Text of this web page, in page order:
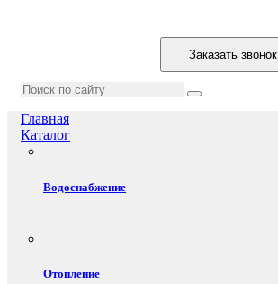
Заказать звонок
Главная
Каталог
Водоснабжение
Отопление